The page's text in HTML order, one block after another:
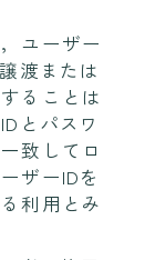
ユーザー
渡または
ることは
とパスワ
致してロ
ザーIDを
利用とみ